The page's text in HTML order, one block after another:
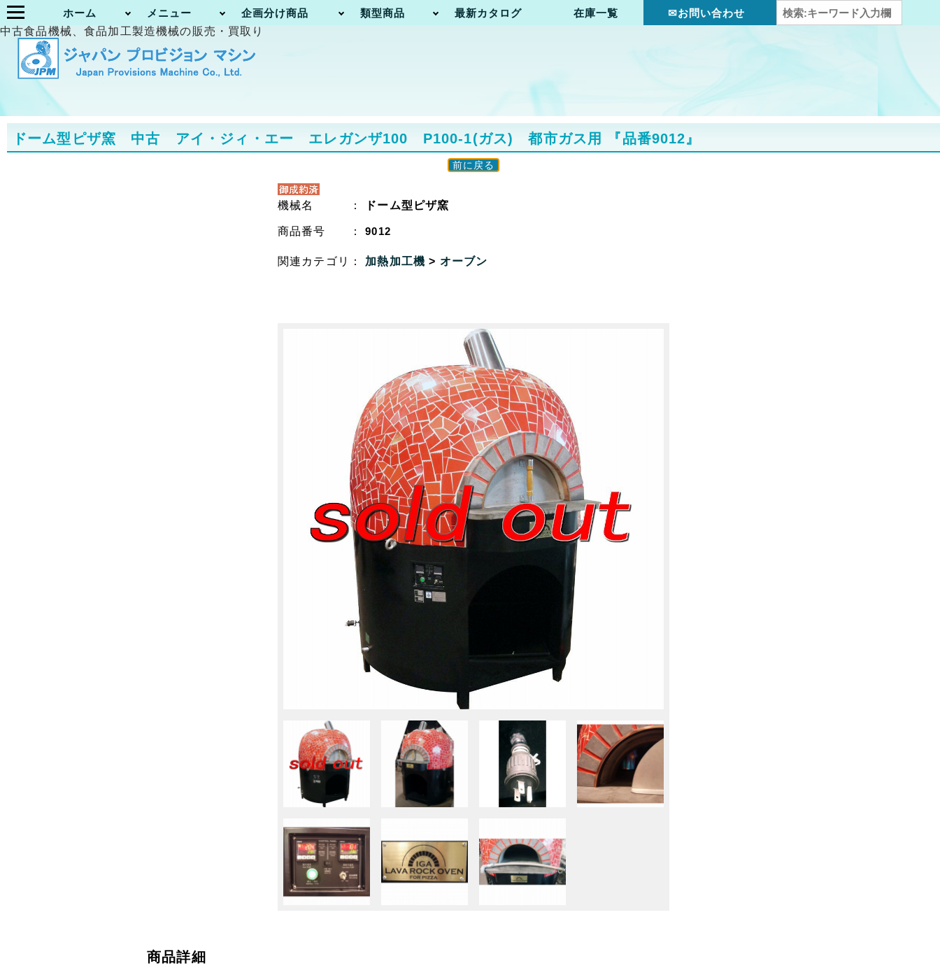
ホーム メニュー 企画分け商品 類型商品 最新カタログ 在庫一覧
✉お問い合わせ
中古食品機械、食品加工製造機械の販売・買取り
ドーム型ピザ窯 中古 アイ・ジィ・エー エレガンザ100 P100-1(ガス) 都市ガス用 『品番9012』
前に戻る
機械名 ： ドーム型ピザ窯
商品番号 ：9012
関連カテゴリ： 加熱加工機> オーブン
商品詳細